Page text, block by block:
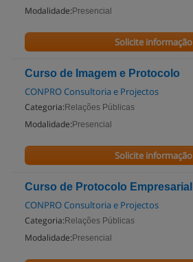
Modalidade: Presencial
Solicite informação
Curso de Imagem e Protocolo
CONPRO Consultoria e Projectos
Categoria: Relações Públicas
Modalidade: Presencial
Solicite informação
Curso de Protocolo Empresarial
CONPRO Consultoria e Projectos
Categoria: Relações Públicas
Modalidade: Presencial